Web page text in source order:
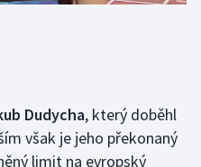
Dudycha, který doběhl
však je jeho překonaný
limit na evropský